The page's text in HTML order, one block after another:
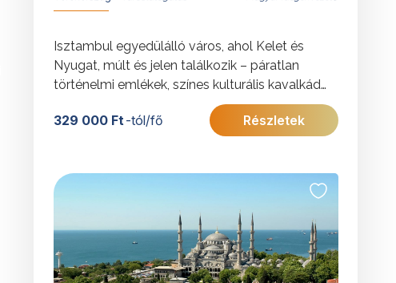
Isztambul egyedülálló város, ahol Kelet és
Nyugat, múlt és jelen találkozik – páratlan
történelmi emlékek, színes kulturális kavalkád
és lenyűgöző hangulat teszi felejthetetlenné. A
Boszporusz partján fekvő transzkontinentális
További érdekességekért Törökországról
329 000 Ft-tól/fő Részletek